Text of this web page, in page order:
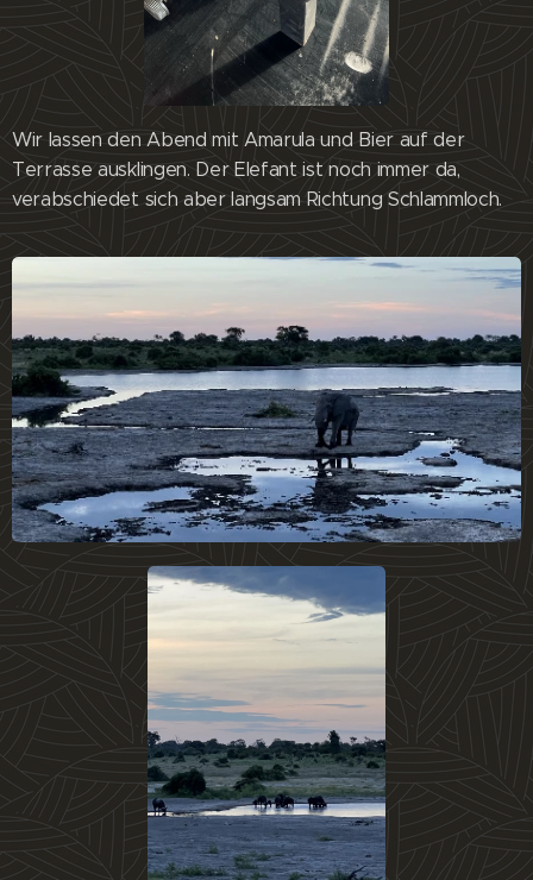
Wir lassen den Abend mit Amarula und Bier auf der
Terrasse ausklingen. Der Elefant ist noch immer da,
verabschiedet sich aber langsam Richtung Schlammloch.